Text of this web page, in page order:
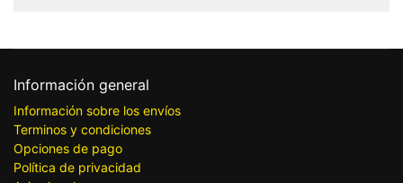
Información general
Información sobre los envíos
Terminos y condiciones
Opciones de pago
Política de privacidad